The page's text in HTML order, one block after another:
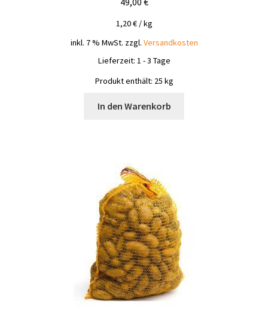
1,20€/kg
inkl. 7 % MwSt. zzgl. Versandkosten
Lieferzeit: 1 - 3 Tage
Produkt enthält: 25 kg
In den Warenkorb